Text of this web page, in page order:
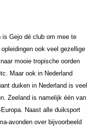
is Gejo dé club om mee te
ook veel gezellige
mooie tropische oorden
Maar ook in Nederland
duiken in Nederland is veel
Zeeland is namelijk één van
Naast alle duiksport
avonden over bijvoorbeeld